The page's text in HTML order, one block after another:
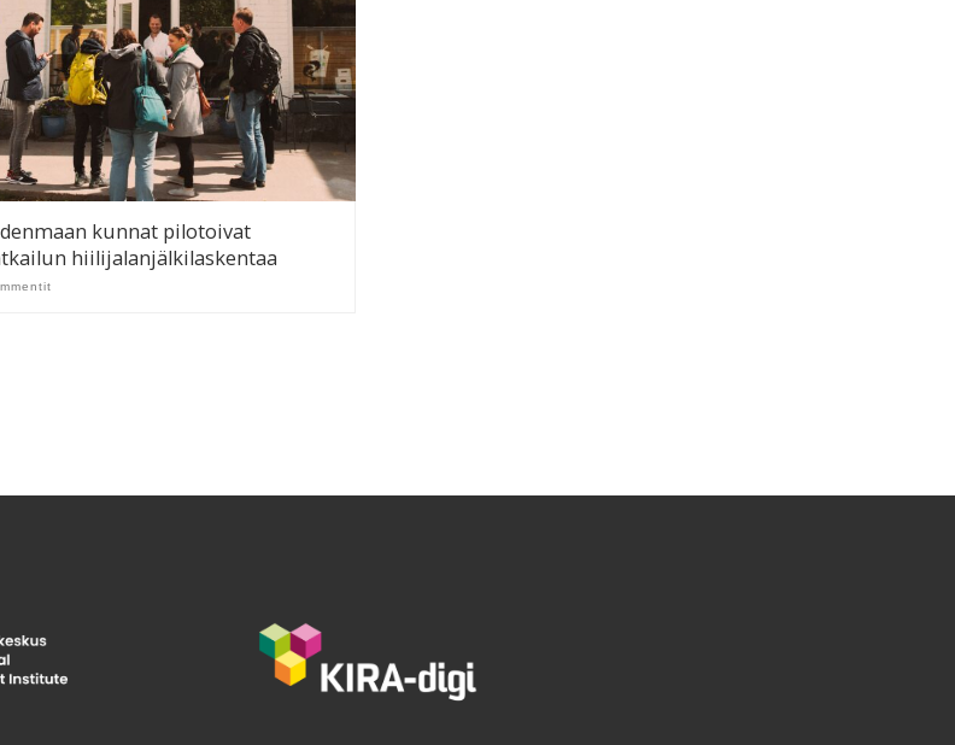
kunnat pilotoivat
hiilijalanjälkilaskentaa